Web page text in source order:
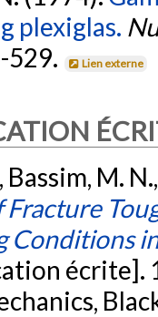
plexiglas.
529. Lien externe
Bassim, M.
Fracture
Conditions
écrite].